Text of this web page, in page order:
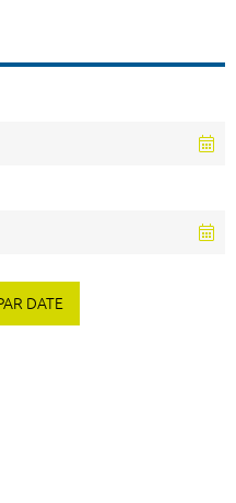
DATE